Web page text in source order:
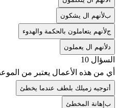
بلأنهم ال يشكون
جلأنهم يتعاملون بالحكمة والهدوء
لأنهم ال يعملون
السؤال 10
أي من هذه الأعمال يعتبر من
توجيه زميلك بلطف عندما يخطئ
بإهانة المخطئ